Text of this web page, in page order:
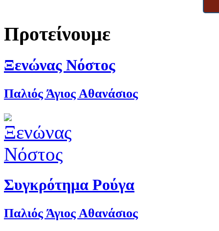
Προτείνουμε
Ξενώνας Νόστος
Παλιός Άγιος Αθανάσιος
Συγκρότημα Ρούγα
Παλιός Άγιος Αθανάσιος